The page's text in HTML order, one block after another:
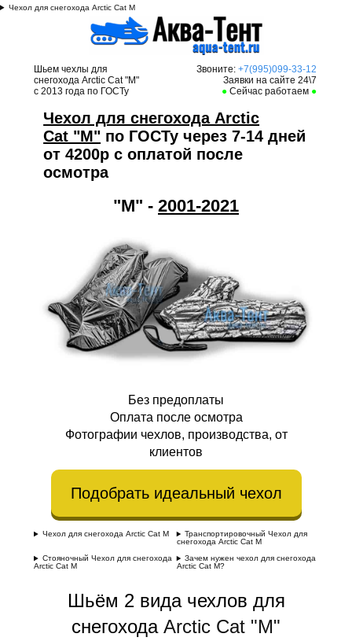
Чехол для снегохода Arctic Cat M
Шьем чехлы для
снегохода Arctic Cat "M"
с 2013 года по ГОСТу
Звоните:+7(995)099-33-12
Заявки на сайте 24\7
● Сейчас работаем ●
Чехол для снегохода Arctic
Cat "M" по ГОСТу через 7-14 дней
от 4200р с оплатой после
осмотра
"M" - 2001-2021
Без предоплаты
Оплата после осмотра
Фотографии чехлов, производства, от
клиентов
Подобрать идеальный чехол
Чехол для снегохода Arctic Cat M
Транспортировочный Чехол для
снегохода Arctic Cat M
Стояночный Чехол для снегохода
Arctic Cat M
Зачем нужен чехол для снегохода
Arctic Cat M?
Шьём 2 вида чехлов для
снегохода Arctic Cat "M"